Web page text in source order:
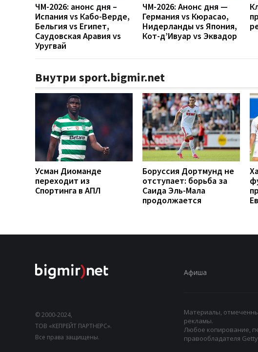
ЧМ-2026: анонс дня –
Испания vs Кабо-Верде,
Бельгия vs Египет,
Саудовская Аравия vs
Уругвай
ЧМ-2026: Анонс дня —
Германия vs Кюрасао,
Нидерланды vs Япония,
Кот-д’Ивуар vs Эквадор
Внутри sport.bigmir.net
Усман Диоманде
переходит из
Спортинга в АПЛ
Боруссия Дортмунд не
отступает: борьба за
Саида Эль-Мала
продолжается
© 2000-2024,
ТОВ «КЕПРЕЙТ ПАРТНЕРС».
Все права защищены.
Афиша
Материалы,
рекламы.
Любое копирование,
правообладателя